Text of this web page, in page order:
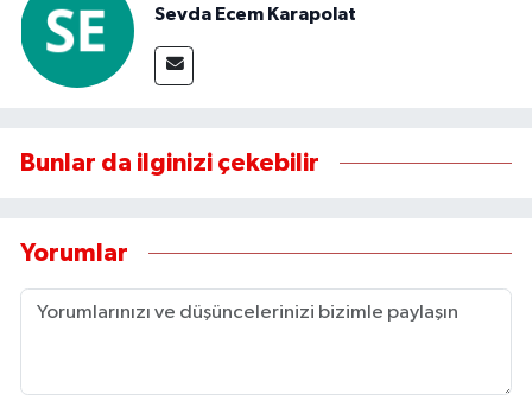
Sevda Ecem Karapolat
Bunlar da ilginizi çekebilir
Yorumlar